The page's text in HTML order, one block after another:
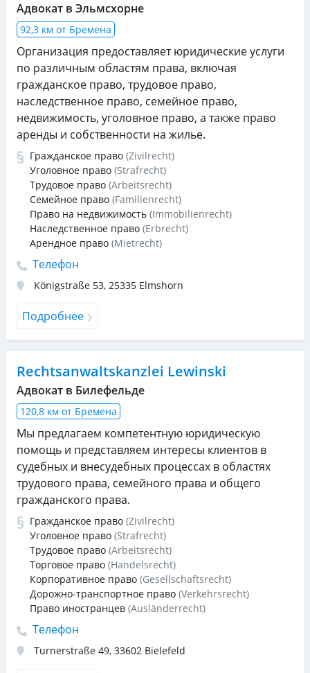
Адвокат в Эльмсхорне
92,3 км от Бремена
Организация предоставляет юридические услуги
по различным областям права, включая
гражданское право, трудовое право,
наследственное право, семейное право,
недвижимость, уголовное право, а также право
аренды и собственности на жилье.
Гражданское право (Zivilrecht)
Уголовное право (Strafrecht)
Трудовое право (Arbeitsrecht)
Семейное право (Familienrecht)
Право на недвижимость (Immobilienrecht)
Наследственное право (Erbrecht)
Арендное право (Mietrecht)
Телефон
Königstraße 53, 25335 Elmshorn
Подробнее
Rechtsanwaltskanzlei Lewinski
Адвокат в Билефельде
120,8 км от Бремена
Мы предлагаем компетентную юридическую
помощь и представляем интересы клиентов в
судебных и внесудебных процессах в областях
трудового права, семейного права и общего
гражданского права.
Гражданское право (Zivilrecht)
Уголовное право (Strafrecht)
Трудовое право (Arbeitsrecht)
Торговое право (Handelsrecht)
Корпоративное право (Gesellschaftsrecht)
Дорожно-транспортное право (Verkehrsrecht)
Право иностранцев (Ausländerrecht)
Телефон
Turnerstraße 49, 33602 Bielefeld